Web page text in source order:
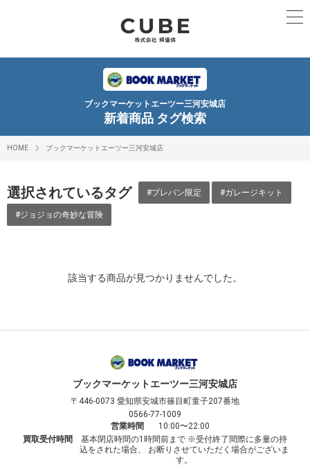
ブックマーケットエーツー三河安城店
新着商品 タグ検索
HOME ブックマーケットエーツー三河安城店
選択されているタグ #プレバン限定 #ガレージキット
#ジョジョの奇妙な冒険
該当する商品が見つかりませんでした。
ブックマーケットエーツー三河安城店
〒446-0073 愛知県安城市篠目町童子207番地
0566-77-1009
営業時間
10:00〜22:00
買取受付時間
基本閉店時間の1時間前まで ※受付終了間際に多量の持
込をされた場合、 お断りさせていただく場合がございま
す。